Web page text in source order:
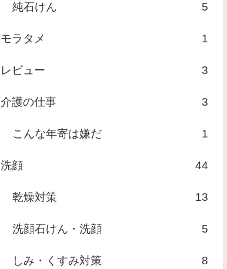
純石けん 5
モラタメ 1
レビュー 3
介護の仕事 3
こんな年寄は嫌だ 1
洗顔 44
乾燥対策 13
洗顔石けん・洗顔 5
しみ・くすみ対策 8